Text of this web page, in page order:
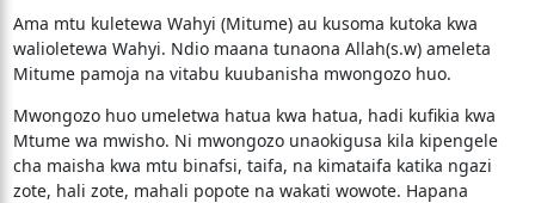
Ama mtu kuletewa Wahyi (Mitume) au kusoma kutoka kwa
walioletewa Wahyi. Ndio maana tunaona Allah(s.w) ameleta
Mitume pamoja na vitabu kuubanisha mwongozo huo.
Mwongozo huo umeletwa hatua kwa hatua, hadi kufikia kwa
Mtume wa mwisho. Ni mwongozo unaokigusa kila kipengele
cha maisha kwa mtu binafsi, taifa, na kimataifa katika ngazi
zote, hali zote, mahali popote na wakati wowote. Hapana